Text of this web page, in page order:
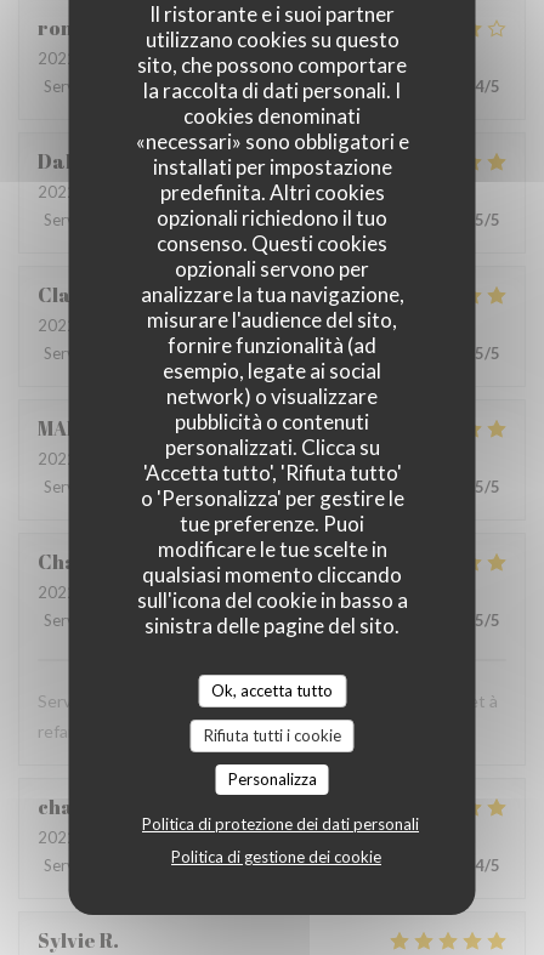
Il ristorante e i suoi partner
utilizzano cookies su questo
sito, che possono comportare
la raccolta di dati personali. I
cookies denominati
«necessari» sono obbligatori e
installati per impostazione
predefinita. Altri cookies
opzionali richiedono il tuo
consenso. Questi cookies
opzionali servono per
analizzare la tua navigazione,
misurare l'audience del sito,
fornire funzionalità (ad
esempio, legate ai social
network) o visualizzare
pubblicità o contenuti
personalizzati. Clicca su
'Accetta tutto', 'Rifiuta tutto'
o 'Personalizza' per gestire le
tue preferenze. Puoi
modificare le tue scelte in
qualsiasi momento cliccando
sull'icona del cookie in basso a
sinistra delle pagine del sito.
Ok, accetta tutto
Rifiuta tutti i cookie
Personalizza
Politica di protezione dei dati personali
Politica di gestione dei cookie
romain
2022-06-22
- 13:00 - Ospiti 4
Servizio
Atmosfera:5 /5 Cucina: 4/5 Qualità / Prezzo 4/5
Dalesme
2022-06-21
- 19:00 - Ospiti 6
Servizio
Atmosfera: 5 /5 Cucina:5/5 Qualità / Prezzo 5/5
Clarisse
2022-06-21
- 19:00 - Ospiti 2
Servizio
Atmosfera :5 /5 Cucina: 5/5 Qualità / Prezzo 5/5
MARIA
2022-06-20
- 19:00 - Ospiti 8
Servizio
Atmosfera 5/5 Cucina:5/5 Qualità / Prezzo 5/5
Charlotte
2022-06-19
- 21:15 - Ospiti 2
Servizio
Atmosfera : 5/5 Cucina: 5 /5 Qualità / Prezzo 5/5
Service très gentil, food au top (très généreuse !), à faire et à
refaire !
charlotte
2022-06-20
- 21:15 - Ospiti 2
Servizio
Atmosfera:4/5 Cucina:4/5 Qualità / Prezzo 4/5
SylvieR